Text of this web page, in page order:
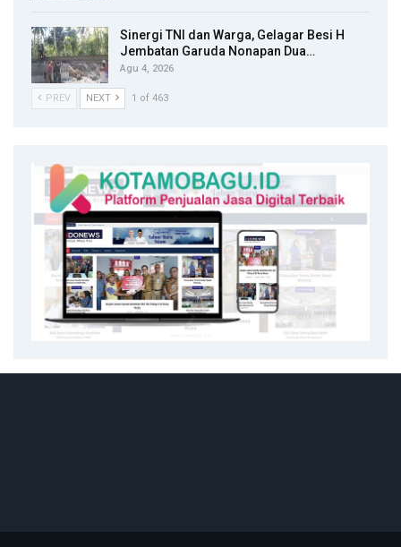
Sinergi TNI dan Warga, Gelagar Besi H
Jembatan Garuda Nonapan Dua…
Agu 4, 2026
PREV NEXT 1 of 463